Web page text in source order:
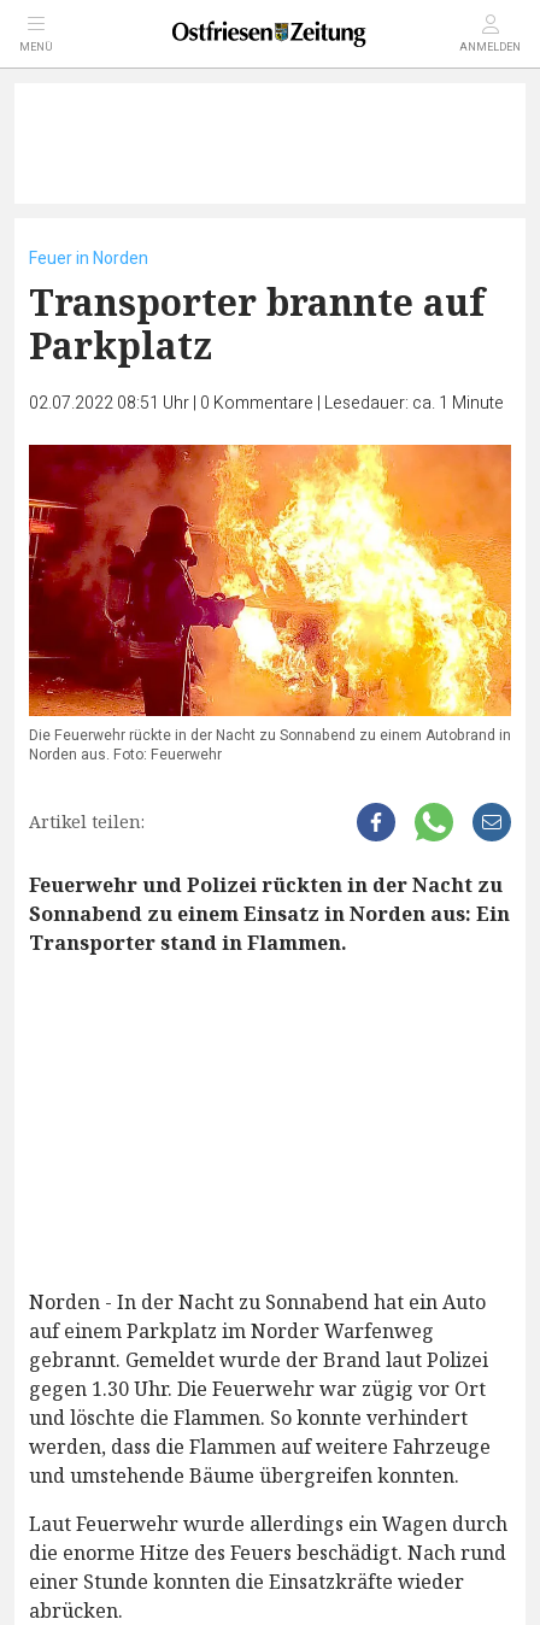
MENÜ ANMELDEN
Feuer in Norden
Transporter brannte auf
Parkplatz
02.07.2022 08:51 Uhr| 0 Kommentare | Lesedauer: ca. 1 Minute
Die Feuerwehr rückte in der Nacht zu Sonnabend zu einem Autobrand in
Norden aus. Foto: Feuerwehr
Artikel teilen:
Feuerwehr und Polizei rückten in der Nacht zu
Sonnabend zu einem Einsatz in Norden aus: Ein
Transporter stand in Flammen.
Norden - In der Nacht zu Sonnabend hat ein Auto
auf einem Parkplatz im Norder Warfenweg
gebrannt. Gemeldet wurde der Brand laut Polizei
gegen 1.30 Uhr. Die Feuerwehr war zügig vor Ort
und löschte die Flammen. So konnte verhindert
werden, dass die Flammen auf weitere Fahrzeuge
und umstehende Bäume übergreifen konnten.
Laut Feuerwehr wurde allerdings ein Wagen durch
die enorme Hitze des Feuers beschädigt. Nach rund
einer Stunde konnten die Einsatzkräfte wieder
abrücken.